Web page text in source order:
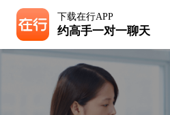
下载在行APP
约高手一对一聊天